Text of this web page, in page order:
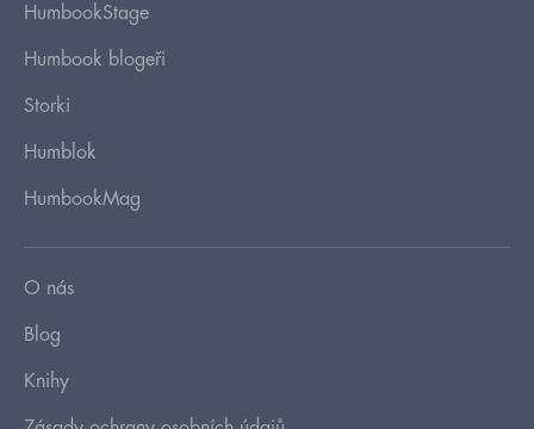
HumbookStage
Humbook blogeři
Storki
Humblok
HumbookMag
O nás
Blog
Knihy